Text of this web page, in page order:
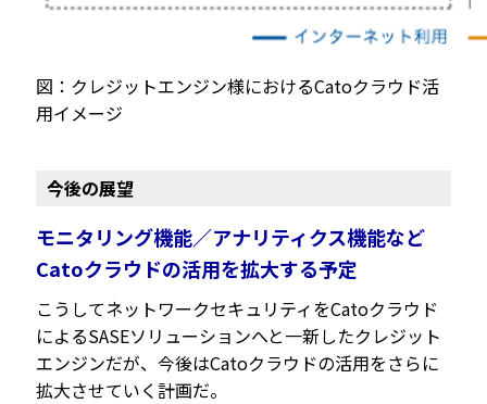
図：クレジットエンジン様におけるCatoクラウド活
用イメージ
今後の展望
モニタリング機能／アナリティクス機能など
Catoクラウドの活用を拡大する予定
こうしてネットワークセキュリティをCatoクラウド
によるSASEソリューションへと一新したクレジット
エンジンだが、今後はCatoクラウドの活用をさらに
拡大させていく計画だ。